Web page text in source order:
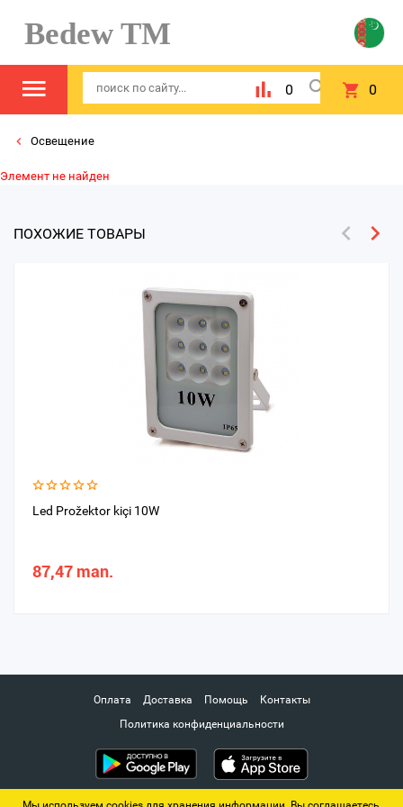
Bedew TM
0 0
Освещение
Элемент не найден
ПОХОЖИЕ ТОВАРЫ
Led Prožektor kiçi 10W
87,47 man.
Оплата Доставка Помощь
Контакты
Политика конфиденциальности